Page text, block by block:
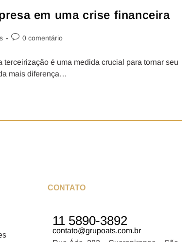
em uma crise financeira
0 comentário
terceirização é uma medida crucial para tornar seu
mais diferença…
CONTATO
11 5890-3892
contato@grupoats.com.br